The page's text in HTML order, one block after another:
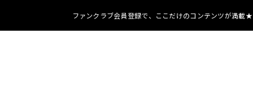
ファンクラブ会員登録で、 ここだけのコンテンツが満載★